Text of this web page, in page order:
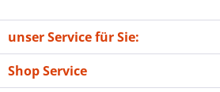
unser Service für Sie:
Shop Service